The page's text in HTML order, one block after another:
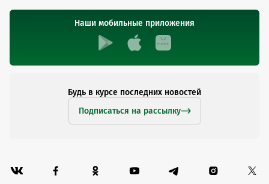
Наши мобильные приложения
Будь в курсе последних новостей
Подписаться на рассылку